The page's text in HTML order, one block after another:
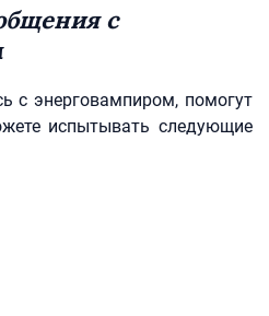
с
с энерговампиром, помогут
испытывать следующие